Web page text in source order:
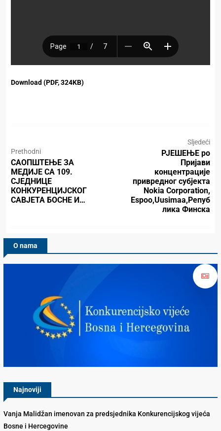
Download (PDF, 324KB)
Prethodni
САОПШТЕЊЕ ЗА
МЕДИЈЕ СА 109.
СЈЕДНИЦЕ
КОНКУРЕНЦИЈСКОГ
САВЈЕТА БОСНЕ И…
Sljedeći
РЈЕШЕЊЕ po
Пријави
концентрације
привредног субјекта
Nokia Corporation,
Espoo,Uusimaa,Репуб
лика Финска
O nama
Najnoviji
Vanja Malidžan imenovan za predsjednika Konkurencijskog vijeća
Bosne i Hercegovine